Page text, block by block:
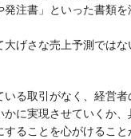
発注書」といった書類
げさな売上予測ではな
いる取引がなく、経営
に実現させていくか
ることを心がけること